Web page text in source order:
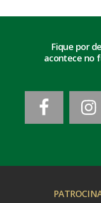
Fique por
acontece no